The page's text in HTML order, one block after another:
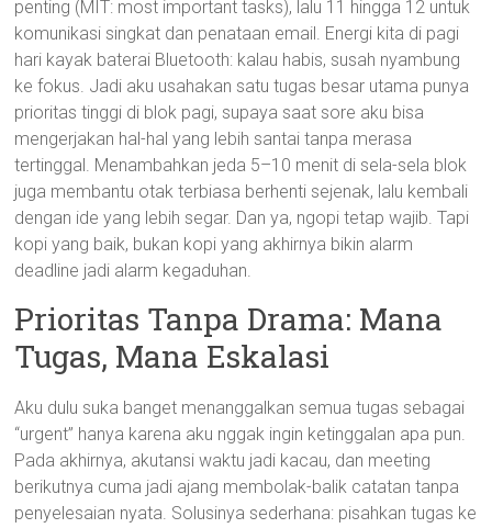
penting (MIT: most important tasks), lalu 11 hingga 12 untuk
komunikasi singkat dan penataan email. Energi kita di pagi
hari kayak baterai Bluetooth: kalau habis, susah nyambung
ke fokus. Jadi aku usahakan satu tugas besar utama punya
prioritas tinggi di blok pagi, supaya saat sore aku bisa
mengerjakan hal-hal yang lebih santai tanpa merasa
tertinggal. Menambahkan jeda 5–10 menit di sela-sela blok
juga membantu otak terbiasa berhenti sejenak, lalu kembali
dengan ide yang lebih segar. Dan ya, ngopi tetap wajib. Tapi
kopi yang baik, bukan kopi yang akhirnya bikin alarm
deadline jadi alarm kegaduhan.
Prioritas Tanpa Drama: Mana
Tugas, Mana Eskalasi
Aku dulu suka banget menanggalkan semua tugas sebagai
“urgent” hanya karena aku nggak ingin ketinggalan apa pun.
Pada akhirnya, akutansi waktu jadi kacau, dan meeting
berikutnya cuma jadi ajang membolak-balik catatan tanpa
penyelesaian nyata. Solusinya sederhana: pisahkan tugas ke